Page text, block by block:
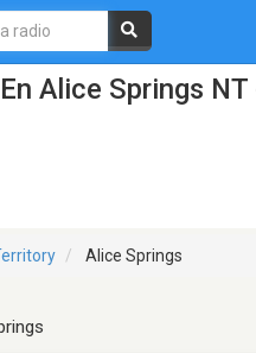
Alice Springs
Alice Springs